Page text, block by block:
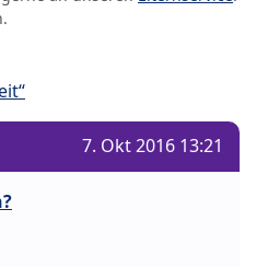
7. Okt 2016 13:21